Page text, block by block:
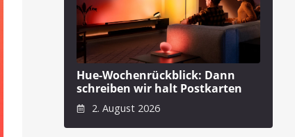
Hue-Wochenrückblick: Dann
schreiben wir halt Postkarten
2. August 2026